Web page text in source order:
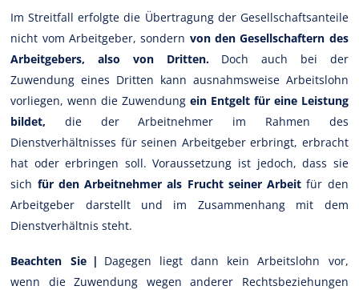
Im Streitfall erfolgte die Übertragung der Gesellschaftsanteile
nicht vom Arbeitgeber, sondern von den Gesellschaftern des
Arbeitgebers, also von Dritten.Doch auch bei der
Zuwendung eines Dritten kann ausnahmsweise Arbeitslohn
vorliegen, wenn die Zuwendung ein Entgelt für eine Leistung
bildet, die der Arbeitnehmer im Rahmen des
Dienstverhältnisses für seinen Arbeitgeber erbringt, erbracht
hat oder erbringen soll. Voraussetzung ist jedoch, dass sie
sich für den Arbeitnehmer als Frucht seiner Arbeit für den
Arbeitgeber darstellt und im Zusammenhang mit dem
Dienstverhältnis steht.
Beachten Sie | Dagegen liegt dann kein Arbeitslohn vor,
wenn die Zuwendung wegen anderer Rechtsbeziehungen